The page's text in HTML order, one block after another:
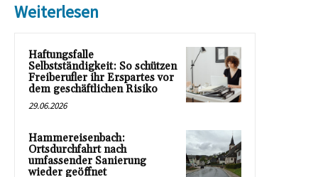
Weiterlesen
Haftungsfalle
Selbstständigkeit: So schützen
Freiberufler ihr Erspartes vor
dem geschäftlichen Risiko
29.06.2026
Hammereisenbach:
Ortsdurchfahrt nach
umfassender Sanierung
wieder geöffnet